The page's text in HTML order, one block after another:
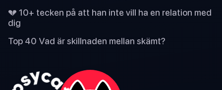
💔 10+ tecken på att han inte vill ha en relation med
dig
Top 40 Vad är skillnaden mellan skämt?